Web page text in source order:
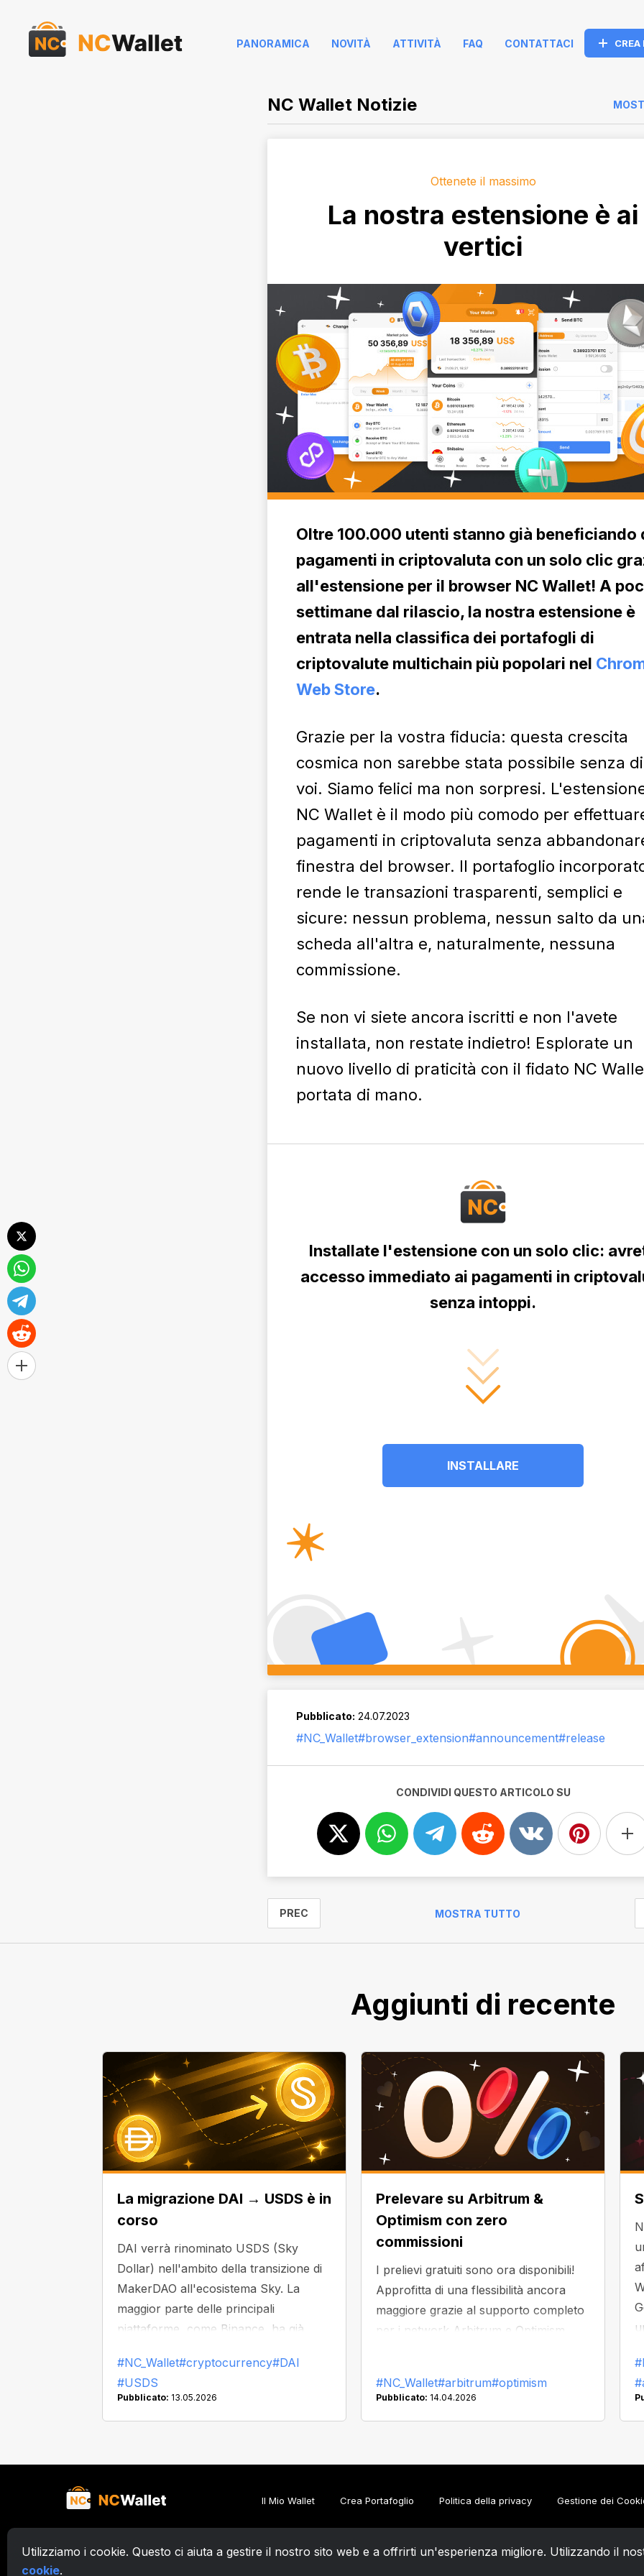
Utilizziamo i cookie. Questo ci aiuta a gestire il nostro sito web e a offrirti un'esperienza migliore. Utilizzando il
cookie.
PANORAMICA NOVITÀ ATTIVITÀ FAQ CONTATTACI
NC Wallet Notizie
Ottenete il massimo
La nostra estensione è ai
vertici
Oltre 100.000 utenti stanno già beneficiando
pagamenti in criptovaluta con un solo clic
all'estensione per il browser NC Wallet! A
settimane dal rilascio, la nostra estensione è
entrata nella classifica dei portafogli di
criptovalute multichain più popolari nel
Web Store.
Grazie per la vostra fiducia: questa crescita
cosmica non sarebbe stata possibile senza di
voi. Siamo felici ma non sorpresi.
NC Wallet è il modo più comodo per
pagamenti in criptovaluta senza
finestra del browser. Il portafoglio
rende le transazioni trasparenti, semplici e
sicure: nessun problema, nessun salto da
scheda all'altra e, naturalmente, nessuna
commissione.
Se non vi siete ancora iscritti e non l'avete
installata, non restate indietro! Esplorate un
nuovo livello di praticità con il fidato NC
portata di mano.
Installate l'estensione con un solo clic:
accesso immediato ai pagamenti in
senza intoppi.
INSTALLARE
Pubblicato: 24.07.2023
#NC_Wallet#browser_extension#announcement#release
CONDIVIDI QUESTO ARTICOLO SU
PREC MOSTRA TUTTO
Aggiunti di recente
La migrazione DAI → USDS è in
corso
DAI verrà rinominato USDS (Sky
Dollar) nell'ambito della transizione di
MakerDAO all'ecosistema Sky. La
maggior parte delle principali
piattaforme, come Binance, ha già
dalla propria piattaforma.
#NC_Wallet#cryptocurrency#DAI
#USDS
Pubblicato: 13.05.2026
Prelevare su Arbitrum &
Optimism con zero
commissioni
I prelievi gratuiti sono ora disponibili!
Approfitta di una flessibilità ancora
maggiore grazie al supporto completo
per i network Arbitrum e Optimism.
#NC_Wallet#arbitrum#optimism
Pubblicato: 14.04.2026
Il Mio Wallet Crea Portafoglio Politica della privacy Gestione dei